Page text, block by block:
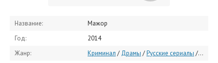
Название:
Мажор
Год:
2014
Жанр:
Криминал / Драмы /Русские сериалы /